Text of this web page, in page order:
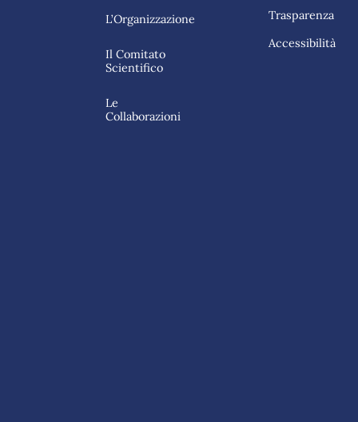
L’Organizzazione
Il Comitato
Scientifico
Le
Collaborazioni
Trasparenza
Accessibilità